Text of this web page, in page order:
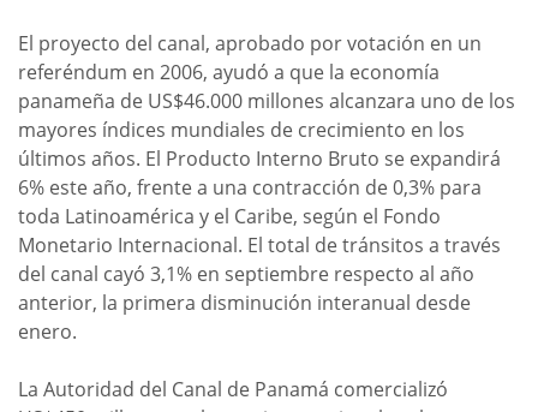
El proyecto del canal, aprobado por votación en un
referéndum en 2006, ayudó a que la economía
panameña de US$46.000 millones alcanzara uno de los
mayores índices mundiales de crecimiento en los
últimos años. El Producto Interno Bruto se expandirá
6% este año, frente a una contracción de 0,3% para
toda Latinoamérica y el Caribe, según el Fondo
Monetario Internacional. El total de tránsitos a través
del canal cayó 3,1% en septiembre respecto al año
anterior, la primera disminución interanual desde
enero.
La Autoridad del Canal de Panamá comercializó